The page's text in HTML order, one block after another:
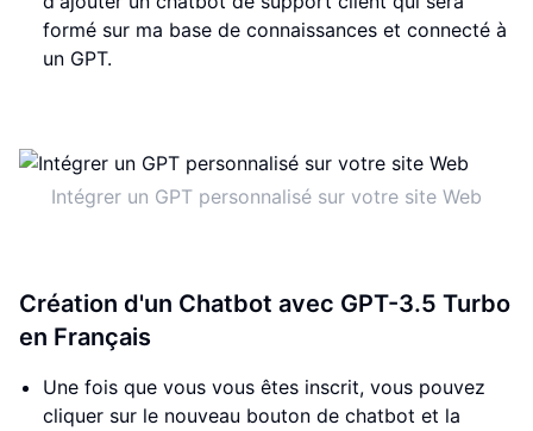
formé sur ma base de connaissances et connecté à
un GPT.
Intégrer un GPT personnalisé sur votre site Web
Création d'un Chatbot avec GPT-3.5 Turbo
en Français
Une fois que vous vous êtes inscrit, vous pouvez
cliquer sur le nouveau bouton de chatbot et la